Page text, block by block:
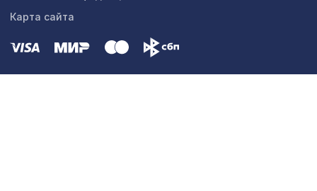
Карта сайта